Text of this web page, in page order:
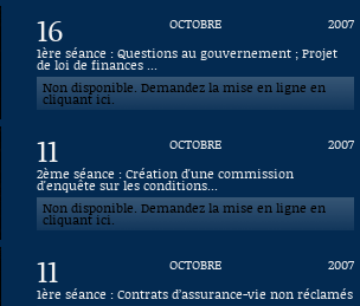
16 OCTOBRE
2007
1ère séance : Questions au gouvernement ; Projet
de loi de finances ...
Non disponible. Demandez la mise en ligne en
cliquant ici.
11 OCTOBRE
2007
2ème séance : Création d'une commission
d'enquête sur les conditions...
Non disponible. Demandez la mise en ligne en
cliquant ici.
11 OCTOBRE
2007
1ère séance : Contrats d’assurance-vie non réclamés